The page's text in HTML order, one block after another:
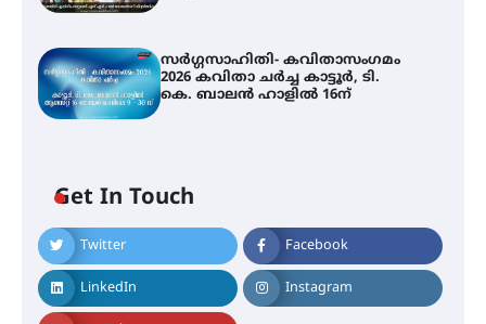
സർഗ്ഗസാഹിതി- കവിതാസംഗമം
2026 കവിതാ ചർച്ച കാട്ടൂർ, ടി.
കെ. ബാലൻ ഹാളിൽ 16ന്
Get In Touch
Twitter Facebook
LinkedIn Instagram